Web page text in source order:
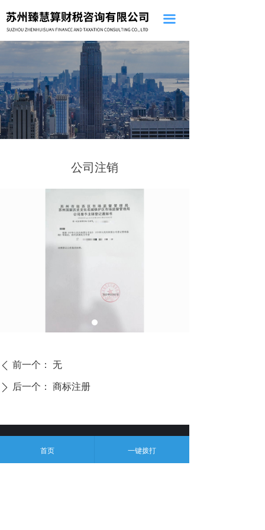
끀
公司注销
ꄴ 前一个： 无
ꄲ 后一个： 商标注册
首页 一键拨打